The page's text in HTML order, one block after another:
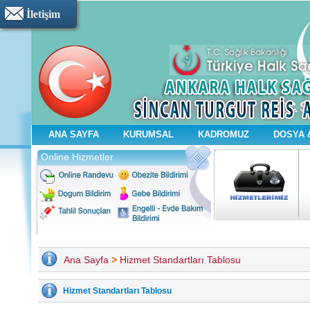
İletişim
ANA SAYFA KURUMSAL KADROMUZ DOSYA
Online Hizmetler
Ana Sayfa > Hizmet Standartları Tablosu
Hizmet Standartları Tablosu